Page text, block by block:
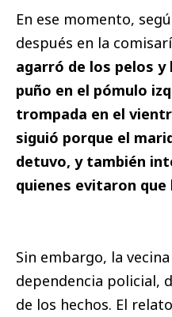
En ese momento,
después en la
agarró de los pelos y
puño en el pómulo
trompada en el
siguió porque el
detuvo, y también
quienes evitaron que
Sin embargo, la
dependencia policial,
de los hechos. El